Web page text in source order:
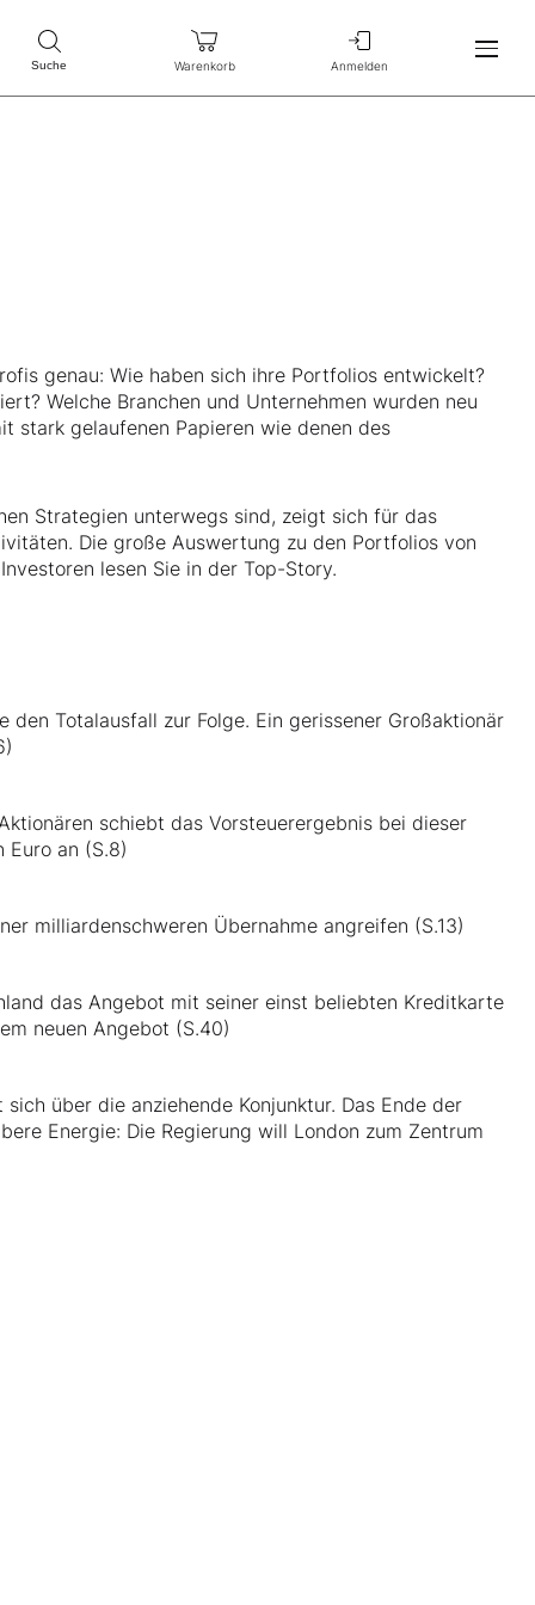
Suche Warenkorb Anmelden
genau: Wie haben sich ihre Portfolios entwickelt?
Welche Branchen und Unternehmen wurden neu
stark gelaufenen Papieren wie denen des
Strategien unterwegs sind, zeigt sich für das
Die große Auswertung zu den Portfolios von
lesen Sie in der Top-Story.
Totalausfall zur Folge. Ein gerissener Großaktionär
schiebt das Vorsteuerergebnis bei dieser
an (S.8)
milliardenschweren Übernahme angreifen (S.13)
das Angebot mit seiner einst beliebten Kreditkarte
neuen Angebot (S.40)
über die anziehende Konjunktur. Das Ende der
Energie: Die Regierung will London zum Zentrum